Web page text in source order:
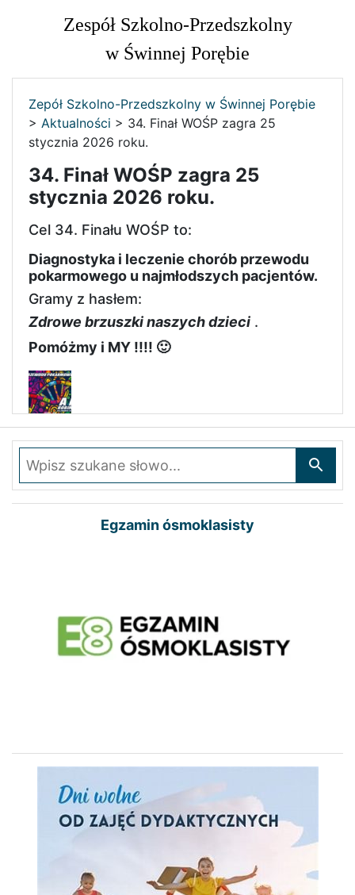
Zespół Szkolno-Przedszkolny
w Świnnej Porębie
Zepół Szkolno-Przedszkolny w Świnnej Porębie
> Aktualności > 34. Finał WOŚP zagra 25
stycznia 2026 roku.
34. Finał WOŚP zagra 25
stycznia 2026 roku.
Cel 34. Finału WOŚP to:
Diagnostyka i leczenie chorób przewodu
pokarmowego u najmłodszych pacjentów.
Gramy z hasłem:
Zdrowe brzuszki naszych dzieci .
Pomóżmy i MY !!!! 🙂
Wpisz szukane słowo
Egzamin ósmoklasisty